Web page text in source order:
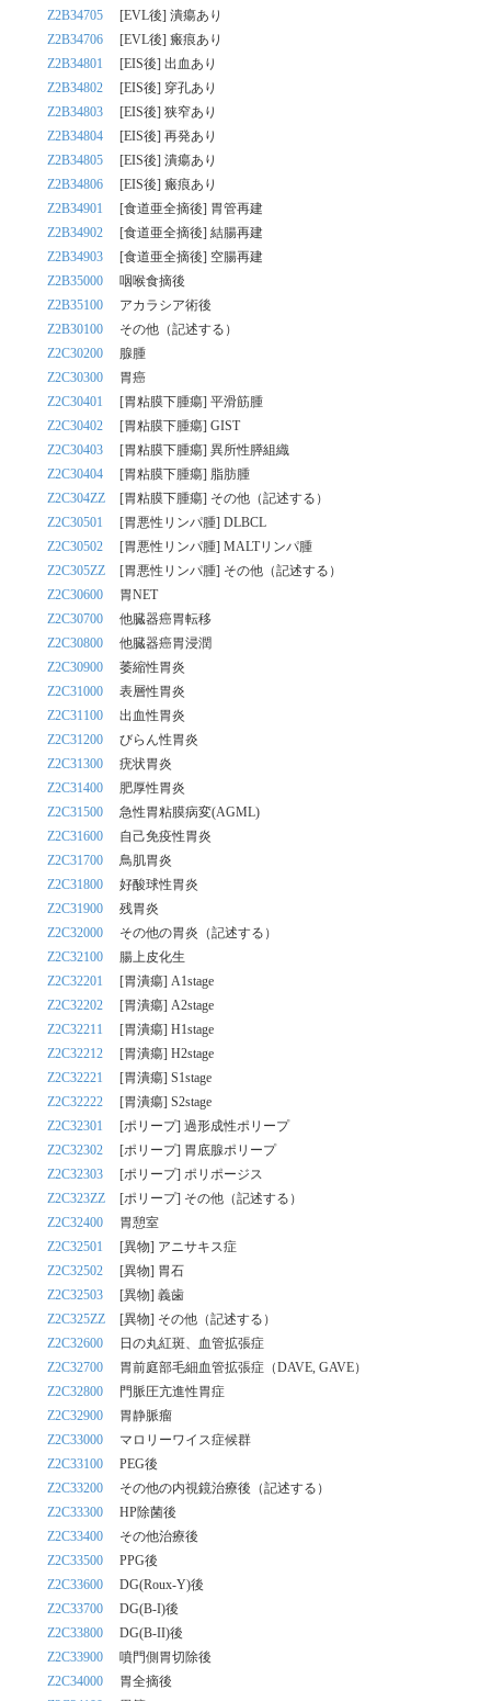
Z2B34705
[EVL後] 潰瘍あり
Z2B34706
[EVL後] 瘢痕あり
Z2B34801
[EIS後] 出血あり
Z2B34802
[EIS後] 穿孔あり
Z2B34803
[EIS後] 狭窄あり
Z2B34804
[EIS後] 再発あり
Z2B34805
[EIS後] 潰瘍あり
Z2B34806
[EIS後] 瘢痕あり
Z2B34901
[食道亜全摘後] 胃管再建
Z2B34902
[食道亜全摘後] 結腸再建
Z2B34903
[食道亜全摘後] 空腸再建
Z2B35000
咽喉食摘後
Z2B35100
アカラシア術後
Z2B30100
その他（記述する）
Z2C30200
腺腫
Z2C30300
胃癌
Z2C30401
[胃粘膜下腫瘍] 平滑筋腫
Z2C30402
[胃粘膜下腫瘍] GIST
Z2C30403
[胃粘膜下腫瘍] 異所性膵組織
Z2C30404
[胃粘膜下腫瘍] 脂肪腫
Z2C304ZZ
[胃粘膜下腫瘍] その他（記述する）
Z2C30501
[胃悪性リンパ腫] DLBCL
Z2C30502
[胃悪性リンパ腫] MALTリンパ腫
Z2C305ZZ
[胃悪性リンパ腫] その他（記述する）
Z2C30600
胃NET
Z2C30700
他臓器癌胃転移
Z2C30800
他臓器癌胃浸潤
Z2C30900
萎縮性胃炎
Z2C31000
表層性胃炎
Z2C31100
出血性胃炎
Z2C31200
びらん性胃炎
Z2C31300
疣状胃炎
Z2C31400
肥厚性胃炎
Z2C31500
急性胃粘膜病変(AGML)
Z2C31600
自己免疫性胃炎
Z2C31700
鳥肌胃炎
Z2C31800
好酸球性胃炎
Z2C31900
残胃炎
Z2C32000
その他の胃炎（記述する）
Z2C32100
腸上皮化生
Z2C32201
[胃潰瘍] A1stage
Z2C32202
[胃潰瘍] A2stage
Z2C32211
[胃潰瘍] H1stage
Z2C32212
[胃潰瘍] H2stage
Z2C32221
[胃潰瘍] S1stage
Z2C32222
[胃潰瘍] S2stage
Z2C32301
[ポリープ] 過形成性ポリープ
Z2C32302
[ポリープ] 胃底腺ポリープ
Z2C32303
[ポリープ] ポリポージス
Z2C323ZZ
[ポリープ] その他（記述する）
Z2C32400
胃憩室
Z2C32501
[異物] アニサキス症
Z2C32502
[異物] 胃石
Z2C32503
[異物] 義歯
Z2C325ZZ
[異物] その他（記述する）
Z2C32600
日の丸紅斑、血管拡張症
Z2C32700
胃前庭部毛細血管拡張症（DAVE, GAVE）
Z2C32800
門脈圧亢進性胃症
Z2C32900
胃静脈瘤
Z2C33000
マロリーワイス症候群
Z2C33100
PEG後
Z2C33200
その他の内視鏡治療後（記述する）
Z2C33300
HP除菌後
Z2C33400
その他治療後
Z2C33500
PPG後
Z2C33600
DG(Roux-Y)後
Z2C33700
DG(B-I)後
Z2C33800
DG(B-II)後
Z2C33900
噴門側胃切除後
Z2C34000
胃全摘後